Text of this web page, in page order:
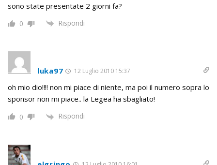
sono state presentate 2 giorni fa?
0 Rispondi
luka97 12 Luglio 2010 15:37
oh mio dio!!!! non mi piace di niente, ma poi il numero sopra lo
sponsor non mi piace.. la Legea ha sbagliato!
0 Rispondi